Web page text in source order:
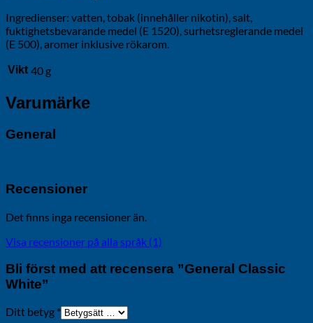
Ingredienser: vatten, tobak (innehåller nikotin), salt,
fuktighetsbevarande medel (E 1520), surhetsreglerande medel
(E 500), aromer inklusive rökarom.
Vikt 40 g
Varumärke
General
Recensioner
Det finns inga recensioner än.
Visa recensioner på alla språk (1)
Bli först med att recensera ”General Classic
White”
Ditt betyg *